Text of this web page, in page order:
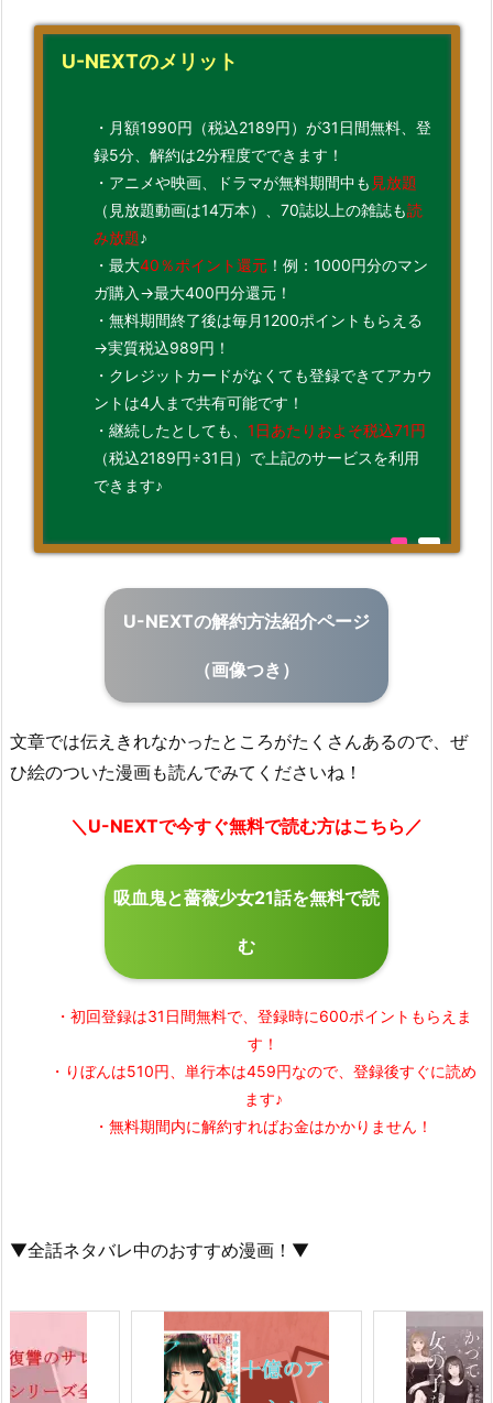
U-NEXTのメリット
・月額1990円（税込2189円）が31日間無料、登
録5分、解約は2分程度でできます！
・アニメや映画、ドラマが無料期間中も 見放題
（見放題動画は14万本）、70誌以上の雑誌も読
み放題♪
・最大40％ポイント還元！例：1000円分のマン
ガ購入→最大400円分還元！
・無料期間終了後は毎月1200ポイントもらえる
→実質税込989円！
・クレジットカードがなくても登録できてアカウ
ントは4人まで共有可能です！
・継続したとしても、 1日あたりおよそ税込71円
（税込2189円÷31日）で上記のサービスを利用
できます♪
U-NEXTの解約方法紹介ページ
（画像つき）
文章では伝えきれなかったところがたくさんあるので、ぜ
ひ絵のついた漫画も読んでみてくださいね！
＼U-NEXTで今すぐ無料で読む方はこちら／
吸血鬼と薔薇少女21話を無料で読
む
・初回登録は31日間無料で、登録時に600ポイントもらえま
す！
・りぼんは510円、単行本は459円なので、登録後すぐに読め
ます♪
・無料期間内に解約すればお金はかかりません！
▼全話ネタバレ中のおすすめ漫画！▼